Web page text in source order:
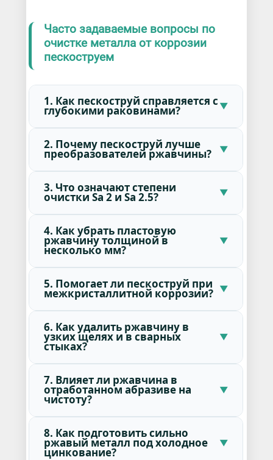
Часто задаваемые вопросы по
очистке металла от коррозии
пескоструем
1. Как пескоструй справляется с
глубокими раковинами?
2. Почему пескоструй лучше
преобразователей ржавчины?
3. Что означают степени
очистки Sa 2 и Sa 2.5?
4. Как убрать пластовую
ржавчину толщиной в
несколько мм?
5. Помогает ли пескоструй при
межкристаллитной коррозии?
6. Как удалить ржавчину в
узких щелях и в сварных
стыках?
7. Влияет ли ржавчина в
отработанном абразиве на
чистоту?
8. Как подготовить сильно
ржавый металл под холодное
цинкование?